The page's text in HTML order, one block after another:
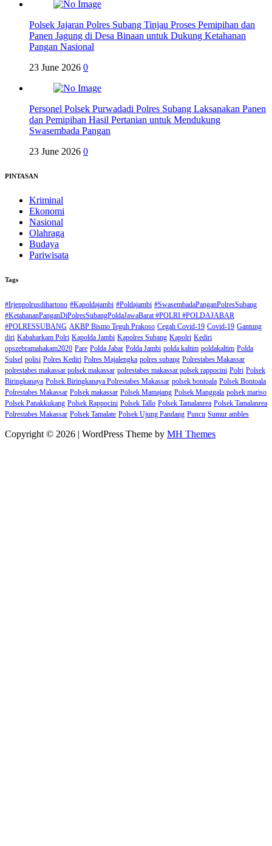
Polsek Jajaran Polres Subang Tinjau Proses Pemipihan dan
Panen Jagung di Desa Binaan untuk Dukung Ketahanan
Pangan Nasional
23 June 2026 0
Personel Polsek Purwadadi Polres Subang Laksanakan Panen
dan Pemipihan Hasil Pertanian untuk Mendukung
Swasembada Pangan
23 June 2026 0
PINTASAN
Kriminal
Ekonomi
Nasional
Olahraga
Budaya
Pariwisata
Tags
#Irjenpolrusdihartono #Kapoldajambi #Poldajambi #SwasembadaPanganPolresSubang
#KetahananPanganDiPolresSubangPoldaJawaBarat #POLRI #POLDAJABAR
#POLRESSUBANG AKBP Bismo Teguh Prakoso Cegah Covid-19 Covid-19 Gantung
diri Kabaharkam Polri Kapolda Jambi Kapolres Subang Kapolri Kediri
opszebramahakam2020 Pare Polda Jabar Polda Jambi polda kaltim poldakaltim Polda
Sulsel polisi Polres Kediri Polres Majalengka polres subang Polrestabes Makassar
polrestabes makassar polsek makassar polrestabes makassar polsek rappocini Polri Polsek
Biringkanaya Polsek Biringkanaya Polrestabes Makassar polsek bontoala Polsek Bontoala
Polrestabes Makassar Polsek makassar Polsek Mamajang Polsek Manggala polsek mariso
Polsek Panakkukang Polsek Rappocini Polsek Tallo Polsek Tamalanrea Polsek Tamalanrea
Polrestabes Makassar Polsek Tamalate Polsek Ujung Pandang Puncu Sumur ambles
Copyright © 2026 | WordPress Theme by MH Themes